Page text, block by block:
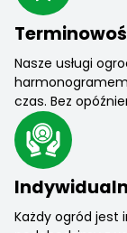
Nasze usługi
czas. Bez
Każdy ogród jest